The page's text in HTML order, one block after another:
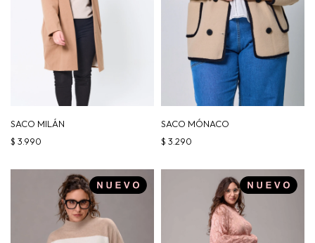
SACO MILÁN
$ 3.990
SACO MÓNACO
$ 3.290